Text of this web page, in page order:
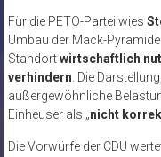
Für die PETO-Partei wies
Umbau der Mack-
Standortwirtschaftlich
verhindern . Die
außergewöhnliche
Einheuserals „nicht
Die Vorwürfe der CDU